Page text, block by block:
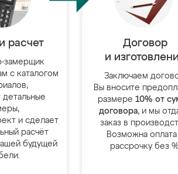
расчет
замерщик
с каталогом
и сделает
расчёт
будущей
Договор
и
Заключаем
Вы вносите
размере 10% от
договора, и мы
заказ в
Возможна оплата
рассрочку без